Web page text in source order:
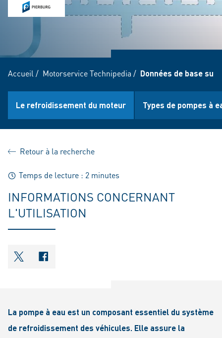
Accueil / Motorservice Technipedia / Données de base sur
Le refroidissement du moteur Types de pompes à
Retour à la recherche
Temps de lecture : 2 minutes
INFORMATIONS CONCERNANT
L'UTILISATION
shareOntwitter
shareOnfacebook
La pompe à eau est un composant essentiel du système
de refroidissement des véhicules. Elle assure la